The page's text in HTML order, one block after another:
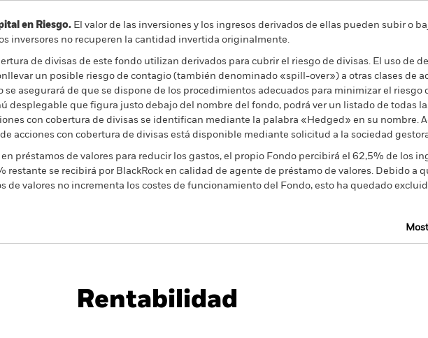
en Riesgo. El valor de las inversiones y los ingresos derivados de ellas pueden subir o
inversores no recuperen la cantidad invertida originalmente.
de divisas de este fondo utilizan derivados para cubrir el riesgo de divisas. El uso de
un posible riesgo de contagio (también denominado «spill-over») a otras clases de
se asegurará de que se dispone de los procedimientos adecuados para minimizar el riesgo
desplegable que figura justo debajo del nombre del fondo, podrá ver un listado de todas
con cobertura de divisas se identifican mediante la palabra «Hedged» en su nombre.
acciones con cobertura de divisas está disponible mediante solicitud a la sociedad
préstamos de valores para reducir los gastos, el propio Fondo percibirá el 62,5% de los
restante se recibirá por BlackRock en calidad de agente de préstamo de valores. Debido a
de valores no incrementa los costes de funcionamiento del Fondo, esto ha quedado
SFDR Web Disclosure
Rentabilidad